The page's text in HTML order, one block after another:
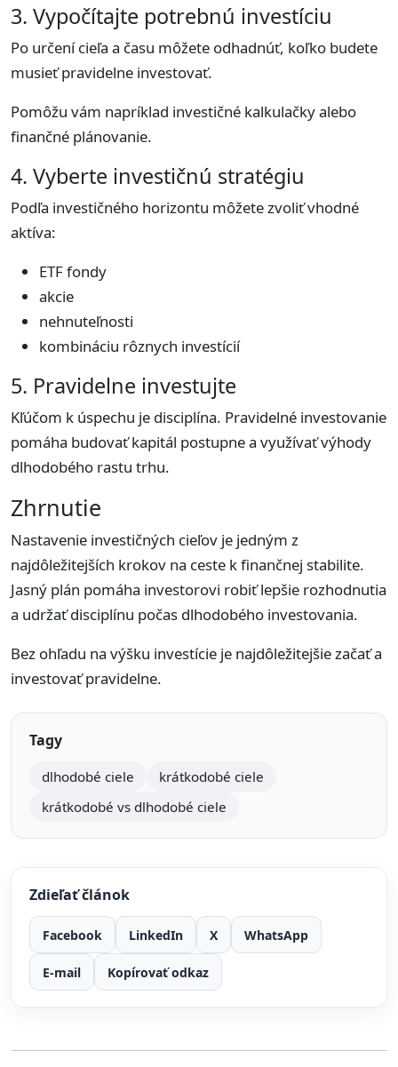
3. Vypočítajte potrebnú investíciu
Po určení cieľa a času môžete odhadnúť, koľko budete
musieť pravidelne investovať.
Pomôžu vám napríklad investičné kalkulačky alebo
finančné plánovanie.
4. Vyberte investičnú stratégiu
Podľa investičného horizontu môžete zvoliť vhodné
aktíva:
ETF fondy
akcie
nehnuteľnosti
kombináciu rôznych investícií
5. Pravidelne investujte
Kľúčom k úspechu je disciplína. Pravidelné investovanie
pomáha budovať kapitál postupne a využívať výhody
dlhodobého rastu trhu.
Zhrnutie
Nastavenie investičných cieľov je jedným z
najdôležitejších krokov na ceste k finančnej stabilite.
Jasný plán pomáha investorovi robiť lepšie rozhodnutia
a udržať disciplínu počas dlhodobého investovania.
Bez ohľadu na výšku investície je najdôležitejšie začať a
investovať pravidelne.
Tagy
dlhodobé ciele
krátkodobé ciele
krátkodobé vs dlhodobé ciele
Zdieľať článok
Facebook LinkedIn X WhatsApp
E-mail Kopírovať odkaz